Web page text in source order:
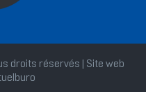
droits réservés | Site web